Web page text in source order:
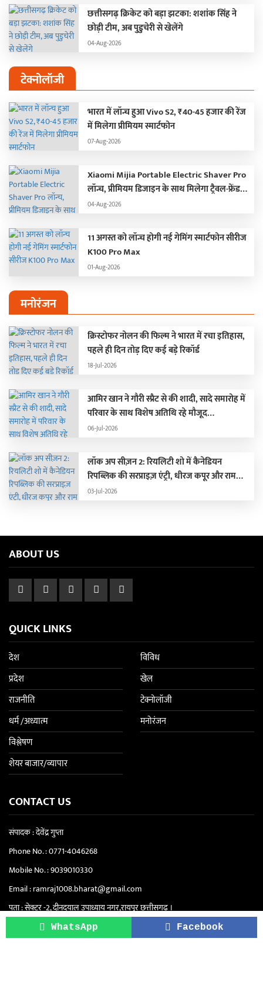
छत्तीसगढ़ क्रिकेट को बड़ा झटका: शशांक सिंह ने
छोड़ी टीम, अब पुडुचेरी से खेलेंगे
04-Aug-2026
टेक्नोलॉजी
भारत में लॉन्च हुआ Vivo S2, ₹40-45 हजार की रेंज
में मिलेगा प्रीमियम स्मार्टफोन
07-Aug-2026
Xiaomi Mijia Portable Electric Shaver Pro
लॉन्च, प्रीमियम डिजाइन के साथ मिलेगा ट्रैवल-फ्रेंडली
अनुभव
04-Aug-2026
11 अगस्त को लॉन्च होगी नई गेमिंग स्मार्टफोन सीरीज
K100 Pro Max
01-Aug-2026
मनोरंजन
क्रिस्टोफर नोलन की फिल्म ने भारत में रचा इतिहास,
पहले ही दिन तोड़ दिए कई बड़े रिकॉर्ड
18-Jul-2026
आमिर खान ने गौरी स्प्रैट से की शादी, सादे समारोह में
परिवार के साथ विशेष अतिथि रहे मौजूद…
06-Jul-2026
लॉक अप सीज़न 2: रियलिटी शो में कैनेडियन
रिपब्लिक की सरप्राइज़ एंट्री, धीरज कपूर और राम
कपूर की लगी क्लास
03-Jul-2026
ABOUT US
QUICK LINKS
देश
प्रदेश
राजनीति
धर्म /अध्यात्म
विश्लेषण
शेयर बाजार/व्यापार
विविध
खेल
टेक्नोलॉजी
मनोरंजन
CONTACT US
संपादक : देवेंद्र गुप्ता
Phone No. :0771-4046268
Mobile No. :9039010330
Email :ramraj1008.bharat@gmail.com
पता : सेक्टर -2, दीनदयाल उपाध्याय नगर,रायपुर छत्तीसगढ़ ।
सिटी ऑफिस "रामराज" - सेंट्रल स्कूल के पास, सेक्टर
4, दीनदयाल उपाध्याय नगर, रायपुर (छत्तीसगढ़)
WhatsApp Facebook